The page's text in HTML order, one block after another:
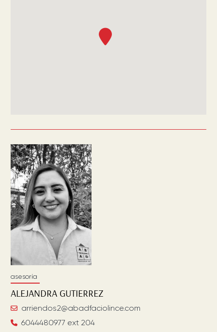
asesoría
ALEJANDRA GUTIERREZ
arriendos2@abadfaciolince.com
6044480977 ext 204